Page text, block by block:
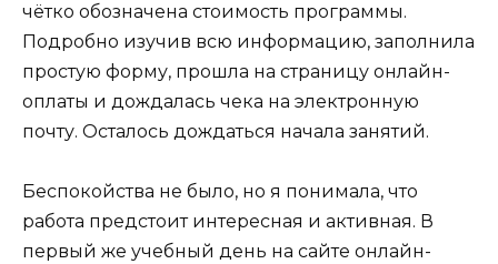
чётко обозначена стоимость программы.
Подробно изучив всю информацию, заполнила
простую форму, прошла на страницу онлайн-
оплаты и дождалась чека на электронную
почту. Осталось дождаться начала занятий.
Беспокойства не было, но я понимала, что
работа предстоит интересная и активная. В
первый же учебный день на сайте онлайн-